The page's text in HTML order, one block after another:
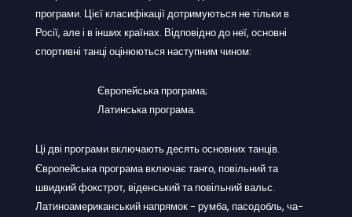
програми. Цієї класифікації дотримуються не тільки в
Росії, але і в інших країнах. Відповідно до неї, основні
спортивні танці оцінюються наступним чином:
Європейська програма;
Латинська програма.
Ці дві програми включають десять основних танців.
Європейська програма включає танго, повільний та
швидкий фокстрот, віденський та повільний вальс.
Латиноамериканський напрямок - румба, пасодобль, ча-